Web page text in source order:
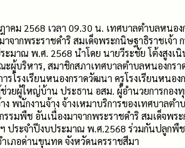
าคม 2568 เวลา 09.30 น. เทศบาลตำบลหนอ
จากพระราชดำริ สมเด็จพระกนิษฐาธิราชเจ้า
ะมาณ พ.ศ. 2568 นำโดย นายวีระชัย โต้งสูงเ
ผู้บริหาร​, สมาชิกสภา​เทศบาลตำบลหนองกรา
ารโรงเรียนหนองกราดวัฒนา ครูโรงเรียนหนอ
วยผู้ใหญ่บ้าน​ ประธาน อสม. ผู้อำนวยการกอง
ง พนักงานจ้าง จ้างเหมาบริการของเทศบาลตำ
รมพืช อันเนื่องมาจากพระราชดำริ สมเด็จพร
ประจำปีงบประมาณ พ.ศ.2568 ร่วมกันปลูกพื
เภอด่านขุนทด​ จังหวัดนครราชสีมา